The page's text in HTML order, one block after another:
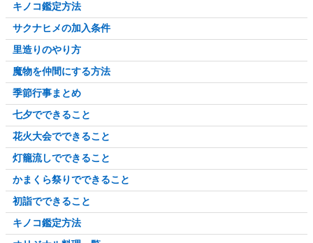
キノコ鑑定方法
サクナヒメの加入条件
里造りのやり方
魔物を仲間にする方法
季節行事まとめ
七夕でできること
花火大会でできること
灯籠流しでできること
かまくら祭りでできること
初詣でできること
キノコ鑑定方法